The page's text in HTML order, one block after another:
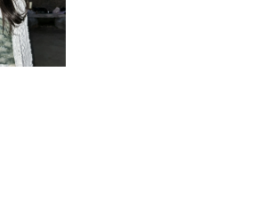
在校生ブランド「tsumiknit」が
大阪・心斎橋でPOP UP！